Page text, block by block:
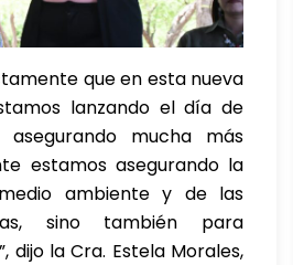
que en esta nueva
lanzando el día de
asegurando mucha más
estamos asegurando la
ambiente y de las
sino también para
dijo la Cra. Estela Morales,